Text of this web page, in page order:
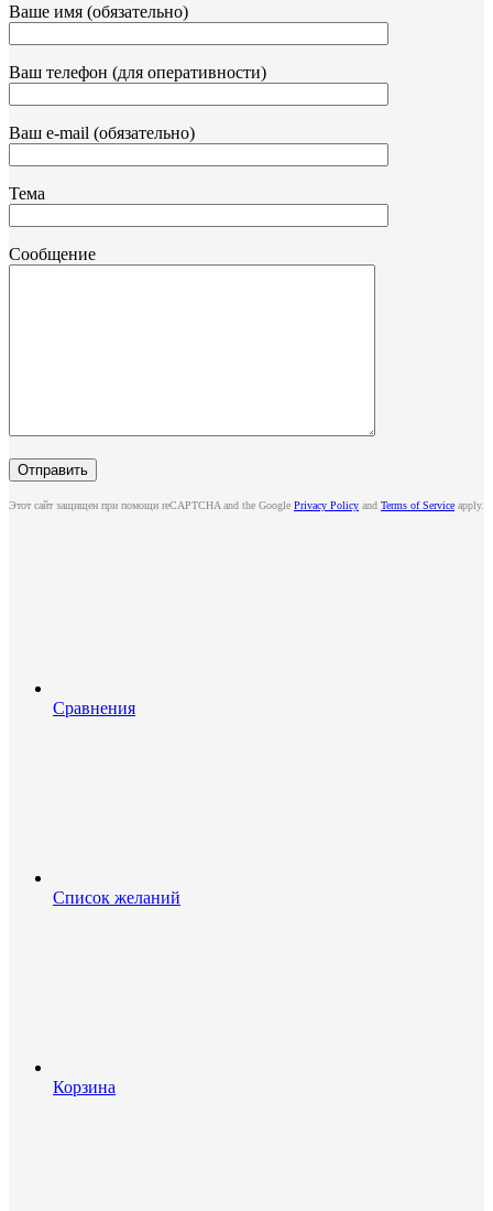
Ваше имя (обязательно)
Ваш телефон (для оперативности)
Ваш e-mail (обязательно)
Тема
Сообщение
Этот сайт защищен при помощи reCAPTCHA and the Google Privacy Policy and Terms of Service apply.
Сравнения
Список желаний
Корзина